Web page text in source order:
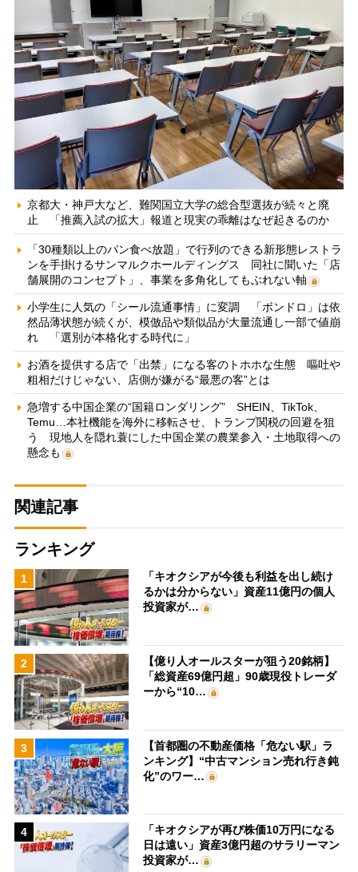
京都大・神戸大など、難関国立大学の総合型選抜が続々と廃
止 「推薦入試の拡大」報道と現実の乖離はなぜ起きるのか
「30種類以上のパン食べ放題」で行列のできる新形態レストラ
ンを手掛けるサンマルクホールディングス 同社に聞いた「店
舗展開のコンセプト」、事業を多角化してもぶれない軸
小学生に人気の「シール流通事情」に変調 「ボンドロ」は依
然品薄状態が続くが、模倣品や類似品が大量流通し一部で値崩
れ 「選別が本格化する時代に」
お酒を提供する店で「出禁」になる客のトホホな生態 嘔吐や
粗相だけじゃない、店側が嫌がる“最悪の客”とは
急増する中国企業の“国籍ロンダリング” SHEIN、TikTok、
Temu…本社機能を海外に移転させ、トランプ関税の回避を狙
う 現地人を隠れ蓑にした中国企業の農業参入・土地取得への
懸念も
関連記事
ランキング
1
「キオクシアが今後も利益を出し続け
るかは分からない」資産11億円の個人
投資家が…
2
【億り人オールスターが狙う20銘柄】
「総資産69億円超」90歳現役トレーダ
ーから“10…
3
【首都圏の不動産価格「危ない駅」ラ
ンキング】“中古マンション売れ行き鈍
化”のワー…
4
「キオクシアが再び株価10万円になる
日は遠い」資産3億円超のサラリーマン
投資家が…